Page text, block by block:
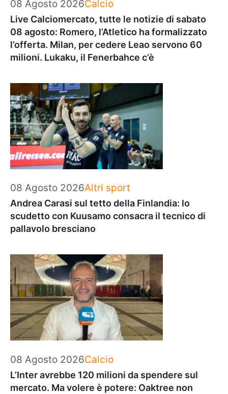
08 Agosto 2026Calcio
Live Calciomercato, tutte le notizie di sabato
08 agosto: Romero, l’Atletico ha formalizzato
l’offerta. Milan, per cedere Leao servono 60
milioni. Lukaku, il Fenerbahce c’è
08 Agosto 2026Categorie
Altri sport
Andrea Carasi sul tetto della Finlandia: lo
scudetto con Kuusamo consacra il tecnico di
pallavolo bresciano
08 Agosto 2026Categorie
Calcio
L’Inter avrebbe 120 milioni da spendere sul
mercato. Ma volere è potere: Oaktree non